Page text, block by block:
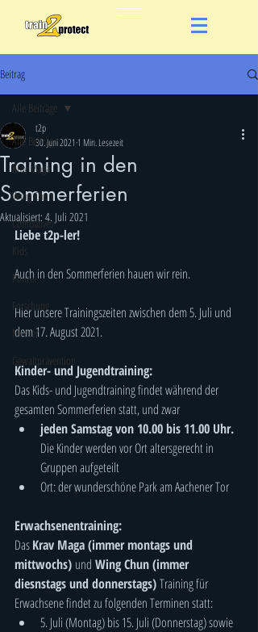
Beitrag
Alle Beiträge
Krav Maga
Wing Chun
Combatives
Kids
Polizei
Forschung
Medien
Gewaltprävention
Alle Beiträge
Training in den
Sommerferien
t2p
30. Juni 2021 1 Min. Lesezeit
Aktualisiert: 4. Juli 2021
Liebe t2p-ler!
Auch in den Sommerferien hauen wir rein.
Hier unsere Trainingszeiten zwischen dem 5. Juli und
dem 17. August 2021.
Kinder- und Jugendtraining:
Das Kids- und Jugendtraining findet während der
gesamten Sommerferien statt, und zwar
jeden Samstag von 10.00 bis 11.00 Uhr.
Die Kinder werden vor Ort altersgerecht in
Gruppen aufgeteilt
Ort: der wunderschöne Park am Aachener Tor
Erwachsenentraining:
Das Krav Maga (immer montags und
mittwochs) und Wing Chun (immer
diesnstags und donnerstags) Training für
Erwachsene findet zu folgenden Terminen statt:
5. Juli (Montag) bis 15. Juli (Donnerstag) sowie